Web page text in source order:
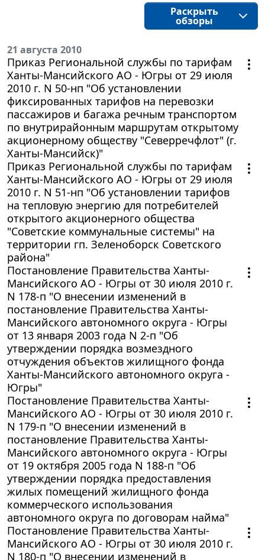
Раскрыть
обзоры
21 августа 2010
Приказ Региональной службы по тарифам
Ханты-Мансийского АО - Югры от 29 июля
2010 г. N 50-нп "Об установлении
фиксированных тарифов на перевозки
пассажиров и багажа речным транспортом
по внутрирайонным маршрутам открытому
акционерному обществу "Северречфлот" (г.
Ханты-Мансийск)"
Приказ Региональной службы по тарифам
Ханты-Мансийского АО - Югры от 29 июля
2010 г. N 51-нп "Об установлении тарифов
на тепловую энергию для потребителей
открытого акционерного общества
"Советские коммунальные системы" на
территории гп. Зеленоборск Советского
района"
Постановление Правительства Ханты-
Мансийского АО - Югры от 30 июля 2010 г.
N 178-п "О внесении изменений в
постановление Правительства Ханты-
Мансийского автономного округа - Югры
от 13 января 2003 года N 2-п "Об
утверждении порядка возмездного
отчуждения объектов жилищного фонда
Ханты-Мансийского автономного округа -
Югры"
Постановление Правительства Ханты-
Мансийского АО - Югры от 30 июля 2010 г.
N 179-п "О внесении изменений в
постановление Правительства Ханты-
Мансийского автономного округа - Югры
от 19 октября 2005 года N 188-п "Об
утверждении порядка предоставления
жилых помещений жилищного фонда
коммерческого использования
автономного округа по договорам найма"
Постановление Правительства Ханты-
Мансийского АО - Югры от 30 июля 2010 г.
N 180-п "О внесении изменений в